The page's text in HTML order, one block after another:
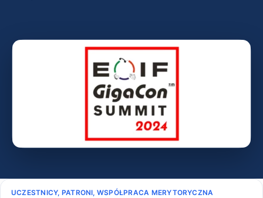
UCZESTNICY, PATRONI, WSPÓŁPRACA MERYTORYCZNA